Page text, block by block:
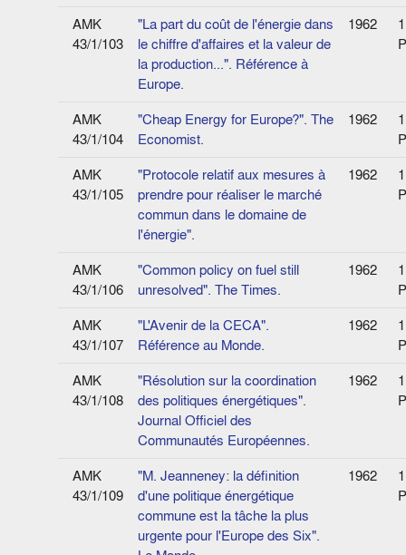
AMK
43/1/103
"La part du coût de l'énergie dans
le chiffre d'affaires et la valeur de
la production...". Référence à
Europe.
1962
1
AMK
43/1/104
"Cheap Energy for Europe?". The
Economist.
1962
1
AMK
43/1/105
"Protocole relatif aux mesures à
prendre pour réaliser le marché
commun dans le domaine de
l'énergie".
1962
1
AMK
43/1/106
"Common policy on fuel still
unresolved". The Times.
1962
1
AMK
43/1/107
"L'Avenir de la CECA".
Référence au Monde.
1962
1
AMK
43/1/108
"Résolution sur la coordination
des politiques énergétiques".
Journal Officiel des
Communautés Européennes.
1962
1
AMK
43/1/109
"M. Jeanneney: la définition
d'une politique énergétique
commune est la tâche la plus
urgente pour l'Europe des Six".
1962
1